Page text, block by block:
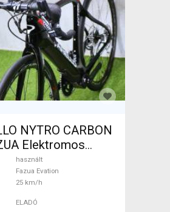
NYTRO CARBON
Elektromos
/ Gravel Fazua
ELADÓ
használt
Fazua Evation
25 km/h
ELADÓ